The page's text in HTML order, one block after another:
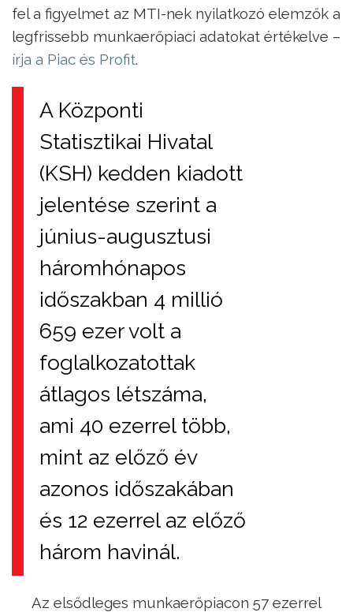
fel a figyelmet az MTI-nek nyilatkozó elemzők a
legfrissebb munkaerőpiaci adatokat értékelve –
írja a Piac és Profit.
A Központi
Statisztikai Hivatal
(KSH) kedden kiadott
jelentése szerint a
június-augusztusi
háromhónapos
időszakban 4 millió
659 ezer volt a
foglalkozatottak
átlagos létszáma,
ami 40 ezerrel több,
mint az előző év
azonos időszakában
és 12 ezerrel az előző
három havinál.
Az elsődleges munkaerőpiacon 57 ezerrel